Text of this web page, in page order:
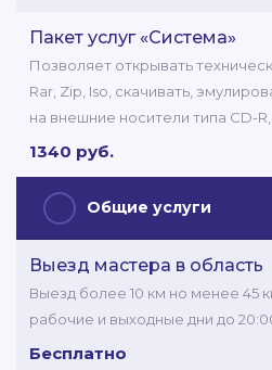
Пакет услуг «Система»
Позволяет открывать
Rar, Zip, Iso, скачивать,
на внешние носители типа СD-
1340 руб.
Общие услуги
Выезд мастера в область
Выезд более 10 км но менее 45
рабочие и выходные дни до
Бесплатно